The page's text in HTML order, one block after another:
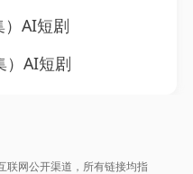
AI短剧
）AI短剧
联网公开渠道，所有链接均指